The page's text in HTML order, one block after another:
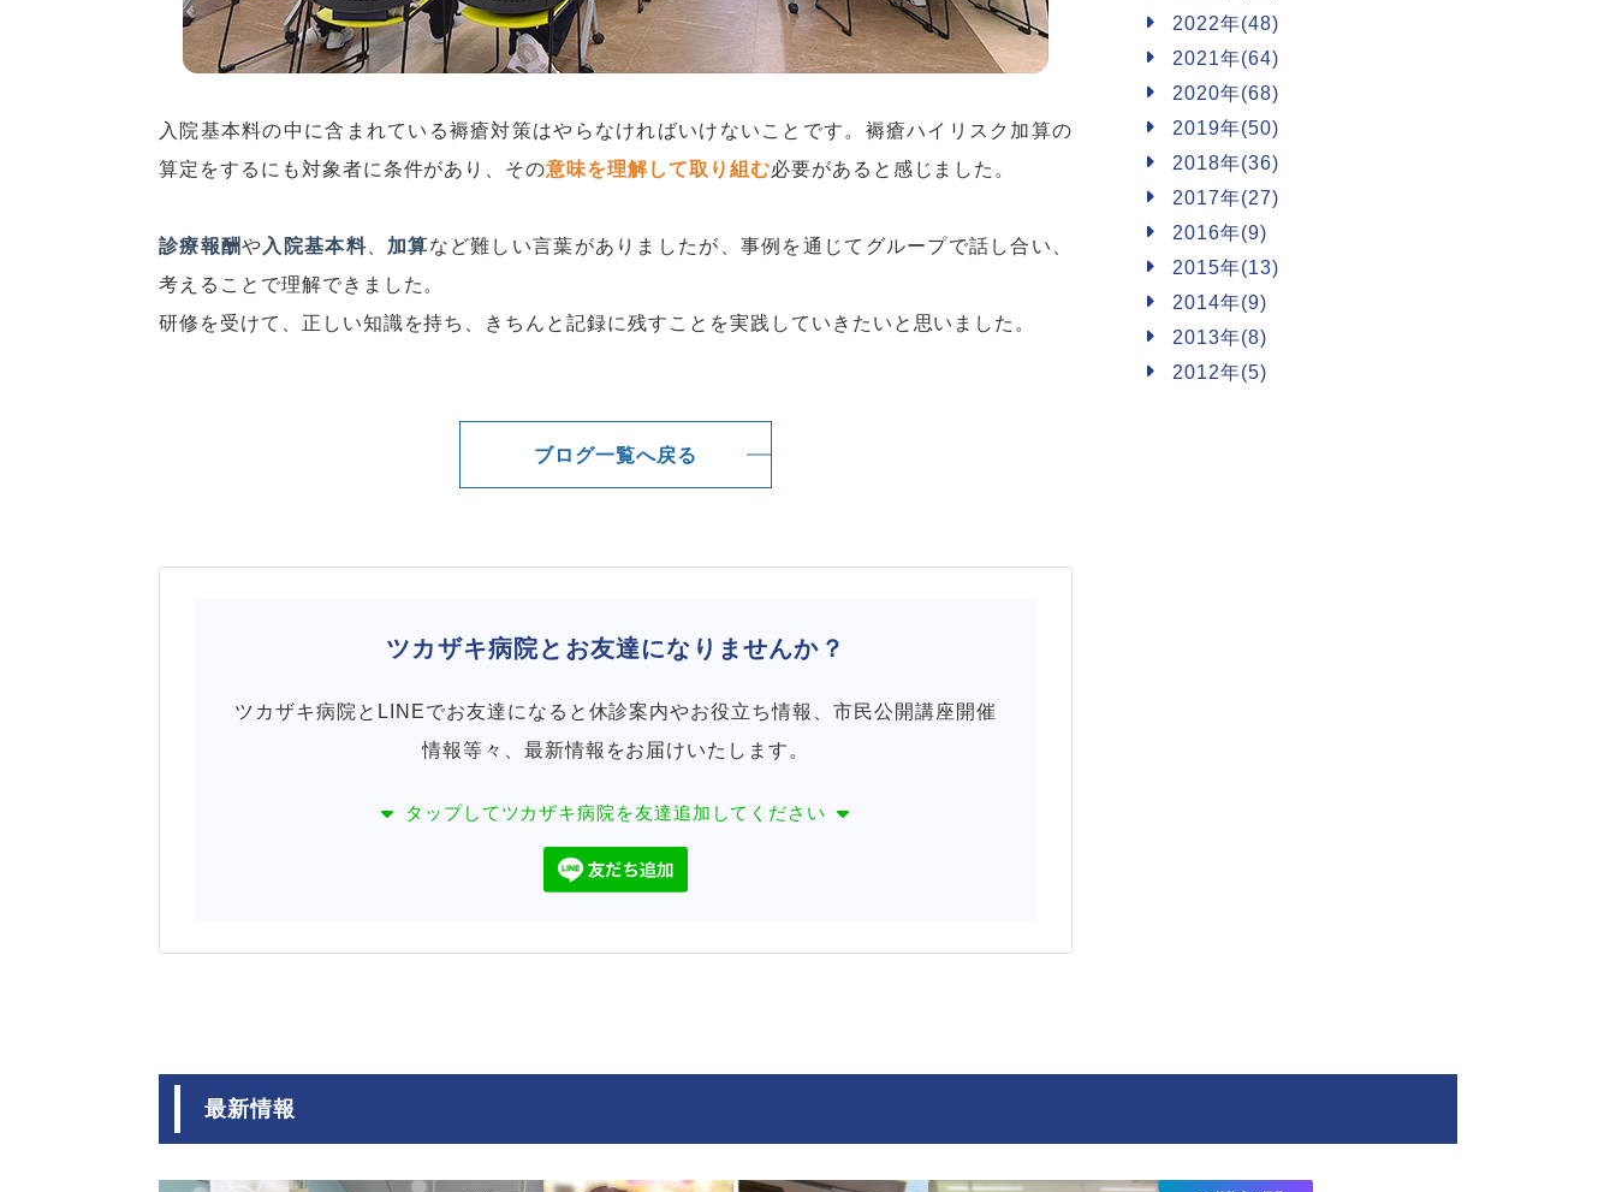
入院基本料の中に含まれている褥瘡対策はやらなければいけないことです。褥瘡ハイリスク加算の
算定をするにも対象者に条件があり、その意味を理解して取り組む必要があると感じました。
診療報酬や 入院基本料、 加算など難しい言葉がありましたが、事例を通じてグループで話し合い、
考えることで理解できました。
研修を受けて、正しい知識を持ち、きちんと記録に残すことを実践していきたいと思いました。
ブログ一覧へ戻る
ツカザキ病院と お友達になりませんか？
ツカザキ病院とLINEでお友達になると休診案内やお役立ち情報、市民公開講座開催
情報等々、最新情報をお届けいたします。
タップして ツカザキ病院を友達追加してください
2022年(48)
2021年(64)
2020年(68)
2019年(50)
2018年(36)
2017年(27)
2016年(9)
2015年(13)
2014年(9)
2013年(8)
2012年(5)
最新情報